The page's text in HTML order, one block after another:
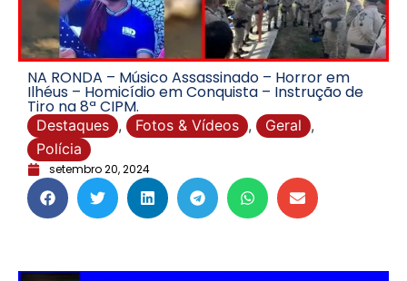
NA RONDA – Músico Assassinado – Horror em
Ilhéus – Homicídio em Conquista – Instrução de
Tiro na 8ª CIPM.
Destaques , Fotos & Vídeos , Geral ,
Polícia
setembro 20, 2024